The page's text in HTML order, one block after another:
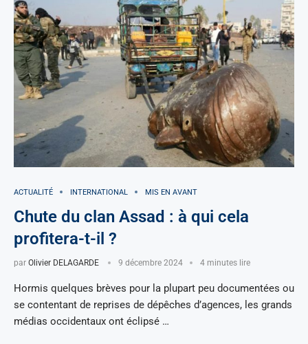
ACTUALITÉ INTERNATIONAL MIS EN AVANT
Chute du clan Assad : à qui cela
profitera-t-il ?
par Olivier DELAGARDE 9 décembre 2024 4 minutes lire
Hormis quelques brèves pour la plupart peu documentées ou
se contentant de reprises de dépêches d’agences, les grands
médias occidentaux ont éclipsé …